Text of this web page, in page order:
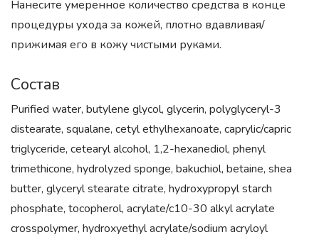
Нанесите умеренное количество средства в конце
процедуры ухода за кожей, плотно вдавливая/
прижимая его в кожу чистыми руками.
Состав
Purified water, butylene glycol, glycerin, polyglyceryl-3
distearate, squalane, cetyl ethylhexanoate, caprylic/capric
triglyceride, cetearyl alcohol, 1,2-hexanediol, phenyl
trimethicone, hydrolyzed sponge, bakuchiol, betaine, shea
butter, glyceryl stearate citrate, hydroxypropyl starch
phosphate, tocopherol, acrylate/c10-30 alkyl acrylate
crosspolymer, hydroxyethyl acrylate/sodium acryloyl